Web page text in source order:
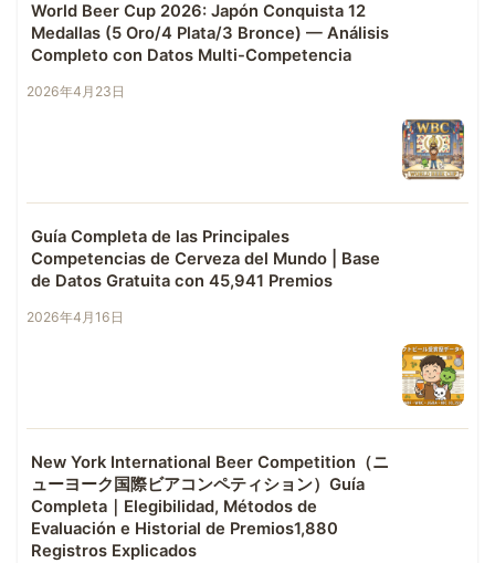
World Beer Cup 2026: Japón Conquista 12
Medallas (5 Oro/4 Plata/3 Bronce) — Análisis
Completo con Datos Multi-Competencia
2026年4月23日
Guía Completa de las Principales
Competencias de Cerveza del Mundo | Base
de Datos Gratuita con 45,941 Premios
2026年4月16日
New York International Beer Competition（ニ
ューヨーク国際ビアコンペティション）Guía
Completa｜Elegibilidad, Métodos de
Evaluación e Historial de Premios1,880
Registros Explicados